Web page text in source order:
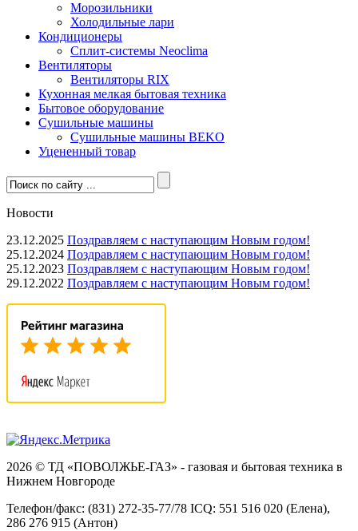
Морозильники
Холодильные лари
Кондиционеры
Сплит-системы Neoclima
Вентиляторы
Вентиляторы RIX
Кухонная мелкая бытовая техника
Бытовое оборудование
Сушильные машины
Сушильные машины BEKO
Уцененный товар
Новости
23.12.2025 Поздравляем с наступающим Новым годом!
25.12.2024 Поздравляем с наступающим Новым годом!
25.12.2023 Поздравляем с наступающим Новым годом!
29.12.2022 Поздравляем с наступающим Новым годом!
2026 © ТД «ПОВОЛЖЬЕ-ГАЗ» - газовая и бытовая техника в
Нижнем Новгороде
Телефон/факс: (831) 272-35-77/78 ICQ: 551 516 020 (Елена),
286 276 915 (Антон)